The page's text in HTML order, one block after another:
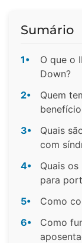
Sumário
1•
O que o
Down?
2•
Quem
3•
Quais
com
4•
Quais
para
5•
Como
6•
Como